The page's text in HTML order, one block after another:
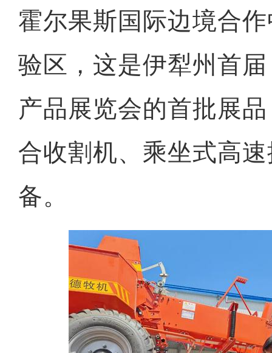
霍尔果斯国际边境合
验区，这是伊犁州首
产品展览会的首批展
合收割机、乘坐式高
备。